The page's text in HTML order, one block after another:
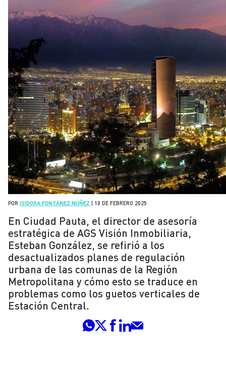
Contenido Patrocinado
POR ISIDORA FONTÁNEZ NÚÑEZ 10 DE FEBRERO 2025
En Ciudad Pauta, el director de asesoría
estratégica de AGS Visión Inmobiliaria,
Esteban González, se refirió a los
desactualizados planes de regulación
urbana de las comunas de la Región
Metropolitana y cómo esto se traduce en
problemas como los guetos verticales de
Estación Central.